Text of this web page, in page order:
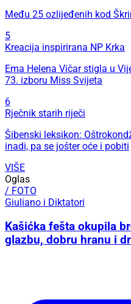
Među 25 ozlijeđenih kod
5
Kreacija inspirirana NP Krka
Ema Helena Vičar stigla u
73. izboru Miss Svijeta
6
Rječnik starih riječi
Šibenski leksikon:
inadi, pa se jošter oće i pobiti
VIŠE
Oglas
/ FOTO
Giuliano i Diktatori
Kašićka fešta okupila
glazbu, dobru hranu i